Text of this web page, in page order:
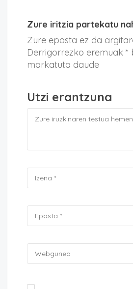
Zure iritzia partekatu
Zure eposta ez da
Derrigorrezko eremuak *
markatuta daude
Utzi erantzuna